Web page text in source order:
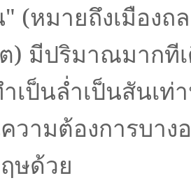
(หมายถึงเมืองถ
) มีปริมาณมากที
เป็นล่ำเป็นสันเท่
วามต้องการบาง
ษด้วย